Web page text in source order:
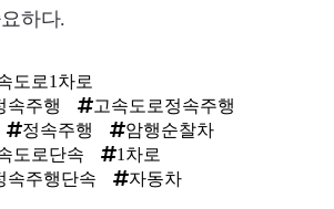
하다.
도로1차로
속주행
고속도로정속주행
정속주행
암행순찰차
도로단속
1차로
속주행단속
자동차